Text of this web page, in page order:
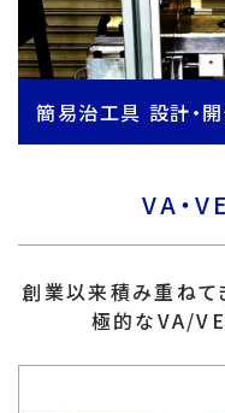
簡易治工具 設計・
VA・
創業以来積み重ねて
極的なVA/VE